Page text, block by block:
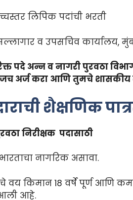
लिपिक पदांची भरती
सल्लागार व उपसचिव कार्यालय,
पदे अन्न व नागरी पुरवठा
अर्ज करा आणि तुमचे शासकीय
शैक्षणिक
निरीक्षक पदासाठी
नागरिक असावा.
वय किमान 18 वर्षे पूर्ण आणि
आहे.